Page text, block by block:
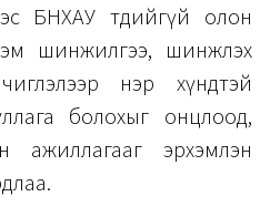
БНХАУ төдийгүй олон
шинжилгээ, шинжлэх
нэр хүндтэй
болохыг онцлоод,
эрхэмлэн